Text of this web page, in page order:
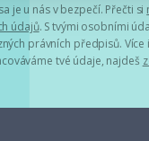
je u nás v bezpečí. Přečti si
údajů. S tvými osobními
právních předpisů.
tvé údaje, najdeš